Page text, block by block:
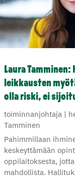
Laura
leikkausten
olla riski, ei
toiminnanjohtaja|
Tamminen
Pahimmillaan
keskeyttämään
oppilaitoksesta,
mahdollista.